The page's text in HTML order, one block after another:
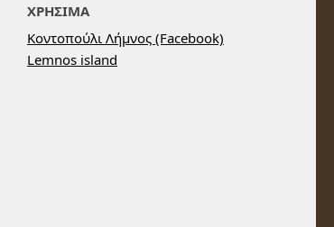
ΧΡΗΣΙΜΑ
Κοντοπούλι Λήμνος (Facebook)
Lemnos island